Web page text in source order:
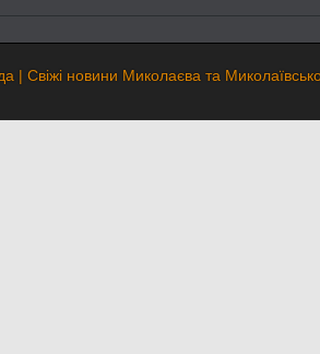
| Свіжі новини Миколаєва та